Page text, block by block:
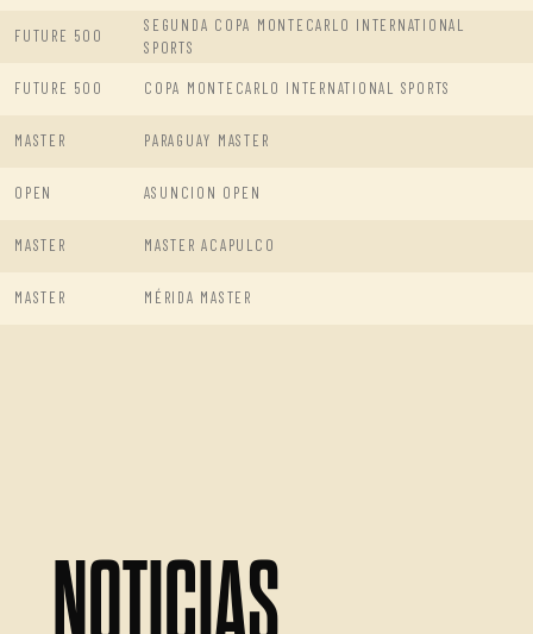
FUTURE 500
SEGUNDA COPA MONTECARLO INTERNATIONAL
SPORTS
FUTURE 500 COPA MONTECARLO INTERNATIONAL SPORTS
MASTER PARAGUAY MASTER
OPEN ASUNCION OPEN
MASTER MASTER ACAPULCO
MASTER MÉRIDA MASTER
NOTICIAS